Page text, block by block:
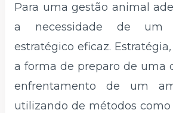
Para uma gestão animal
a necessidade de um
estratégico eficaz. Estratégia,
a forma de preparo de uma
enfrentamento de um
utilizando de métodos